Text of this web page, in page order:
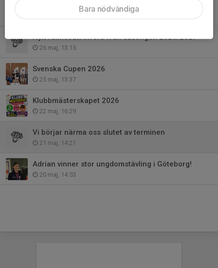
Information om hösttermin och nästa säsong
Nytt räknesätt införs från säsongen 2026/2027
26 maj, 13:15
Svenska Cupen 2026
25 maj, 13:37
Klubbmästerskapet 2026
22 maj, 16:29
Vi börjar närma oss slutet av terminen
21 maj, 14:21
Adrian vinner stor ungdomstävling i Göteborg!
20 maj, 14:53
Bara nödvändiga